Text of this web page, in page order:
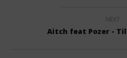
NEXT
Aitch feat Pozer -